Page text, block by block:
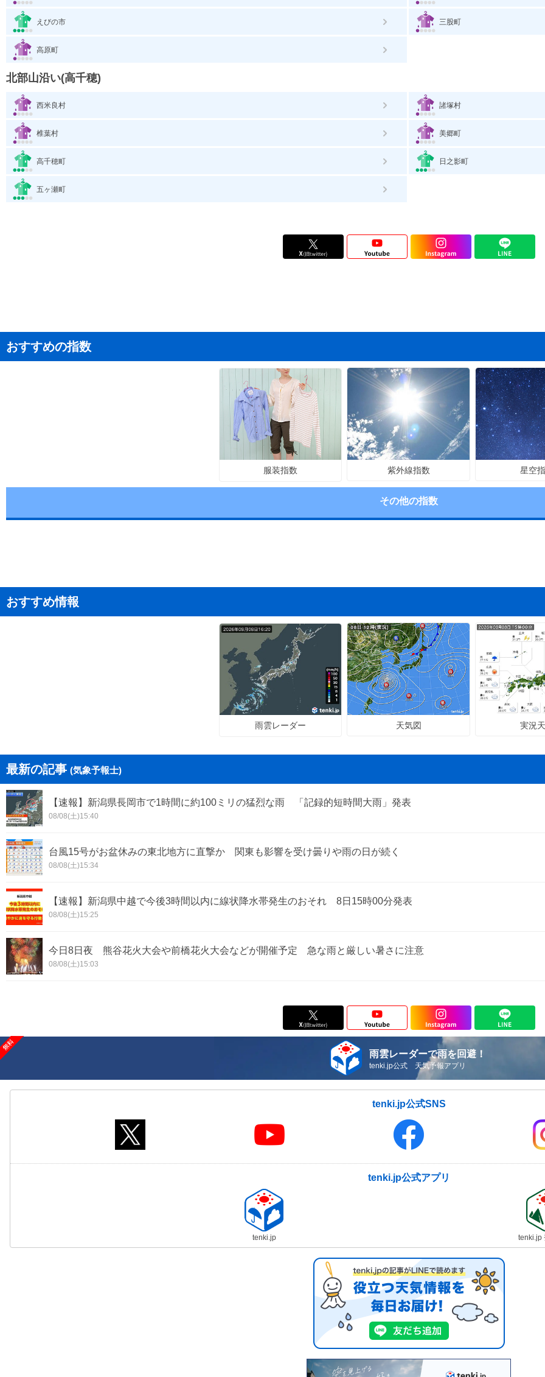
えびの市 三股町
高原町
北部山沿い(高千穂)
西米良村 諸塚村
椎葉村 美郷町
高千穂町 日之影町
五ヶ瀬町
おすすめの指数
服装指数 紫外線指数 星空
その他の指数
おすすめ情報
雨雲レーダー 天気図 実況
最新の記事 (気象予報士)
【速報】新潟県長岡市で1時間に約100ミリの猛烈な雨 「記録的短時間大雨」発表
08/08(土)15:40
台風15号がお盆休みの東北地方に直撃か 関東も影響を受け曇りや雨の日が続く
08/08(土)15:34
【速報】新潟県中越で今後3時間以内に線状降水帯発生のおそれ 8日15時00分発表
08/08(土)15:25
今日8日夜 熊谷花火大会や前橋花火大会などが開催予定 急な雨と厳しい暑さに注意
08/08(土)15:03
雨雲レーダーで雨を回避！
tenki.jp公式 天気予報アプリ
tenki.jp公式SNS
tenki.jp公式アプリ
tenki.jp tenki.jp